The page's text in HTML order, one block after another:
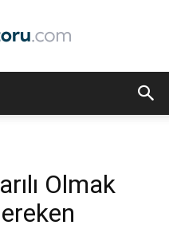
Olmak